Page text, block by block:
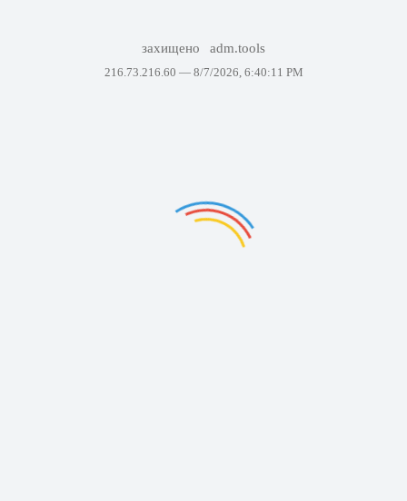
захищено adm.tools
216.73.216.60 — 8/7/2026, 6:40:11 PM